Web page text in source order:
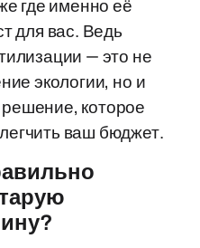
где именно её
для вас. Ведь
— это не
экологии, но и
которое
ваш бюджет.